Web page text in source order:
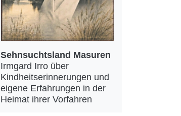
Sehnsuchtsland Masuren
Irmgard Irro über
Kindheitserinnerungen und
eigene Erfahrungen in der
Heimat ihrer Vorfahren